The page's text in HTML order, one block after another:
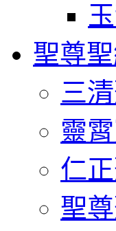
聖尊
三
靈
仁
聖